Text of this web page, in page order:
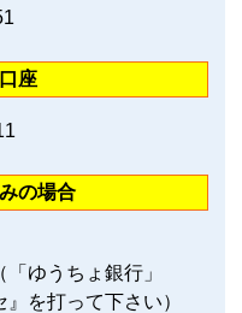
座
の場合
ゆうちょ銀行」
を打って下さい）